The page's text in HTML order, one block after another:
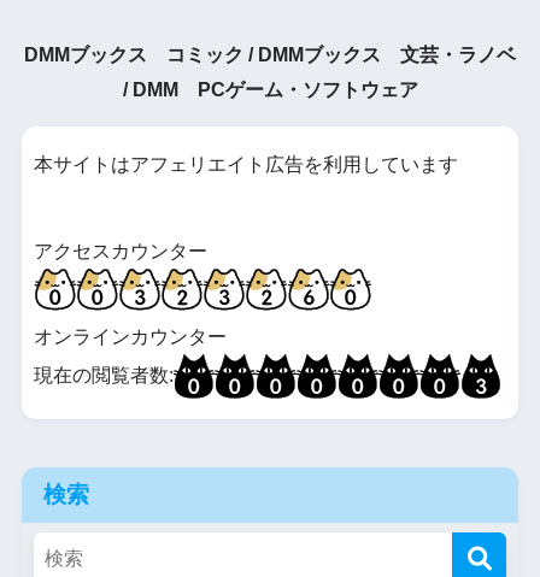
DMMブックス コミック / DMMブックス 文芸・ラノベ
/ DMM PCゲーム・ソフトウェア
本サイトはアフェリエイト広告を利用しています
アクセスカウンター
オンラインカウンター
現在の閲覧者数:
検索